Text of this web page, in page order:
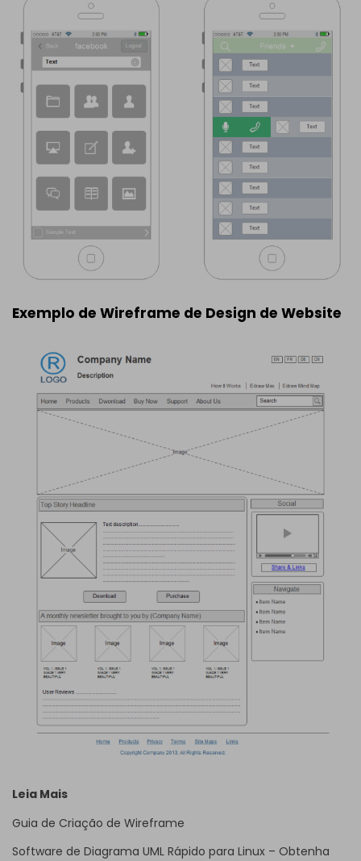
Exemplo de Wireframe de Design de Website
Leia Mais
Guia de Criação de Wireframe
Software de Diagrama UML Rápido para Linux – Obtenha